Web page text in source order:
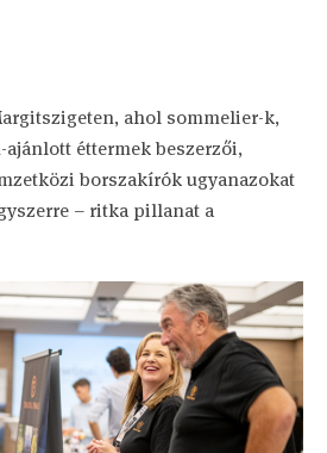
ahol sommelier-k,
éttermek beszerzői,
borszakírók ugyanazokat
– ritka pillanat a